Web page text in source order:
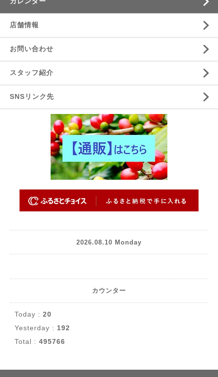
店舗情報
お問い合わせ
スタッフ紹介
SNSリンク先
2026.08.10 Monday
カウンター
Today : 20
Yesterday : 192
Total : 495766